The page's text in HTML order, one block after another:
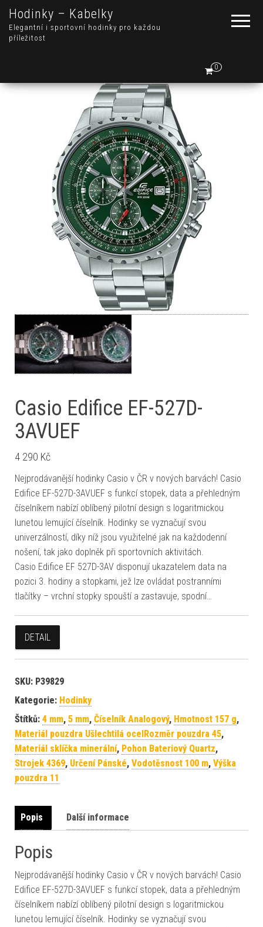
Hodinky – Kabelky
Elegantní i sportovní hodinky pro každou
příležitost
0
Casio Edifice EF-527D-
3AVUEF
4 290 Kč
Nejprodávanější hodinky Casio v ČR v nových barvách! Casio
Edifice EF-527D-3AVUEF s funkcí stopek, data a přehledným
číselníkem nabízí oblíbený pilotní design s logaritmickou
lunetou lemující číselník. Hodinky se vyznačují svou
univerzálností, díky níž jsou využitelné jak na každodenní
nošení, tak jako doplněk při sportovních aktivitách.
Casio Edifice EF 527D-3AV disponují ukazatelem data na
pozici 3. hodiny a stopkami, jež lze ovládat postranními
tlačítky – vrchní stopky spouští a zastavuje, spodní…
DETAIL
SKU: P39829
Kategorie: Hodinky
Štítků: 4 mm, 5 mm, Číselník Analogový, Hmotnost 157 g,
Materiál pouzdra Ušlechtilá ocelRozměr pouzdra 45,
Materiál sklíčka minerální, Pohon Bateriový Quartz,
Strojek 4369, Určení Pánské, Vodotěsnost 100 m, Výška
pouzdra 11
Popis Další informace
Popis
Nejprodávanější hodinky Casio v ČR v nových barvách! Casio
Edifice EF-527D-3AVUEF s funkcí stopek, data a přehledným
číselníkem nabízí oblíbený pilotní design s logaritmickou
lunetou lemující číselník. Hodinky se vyznačují svou